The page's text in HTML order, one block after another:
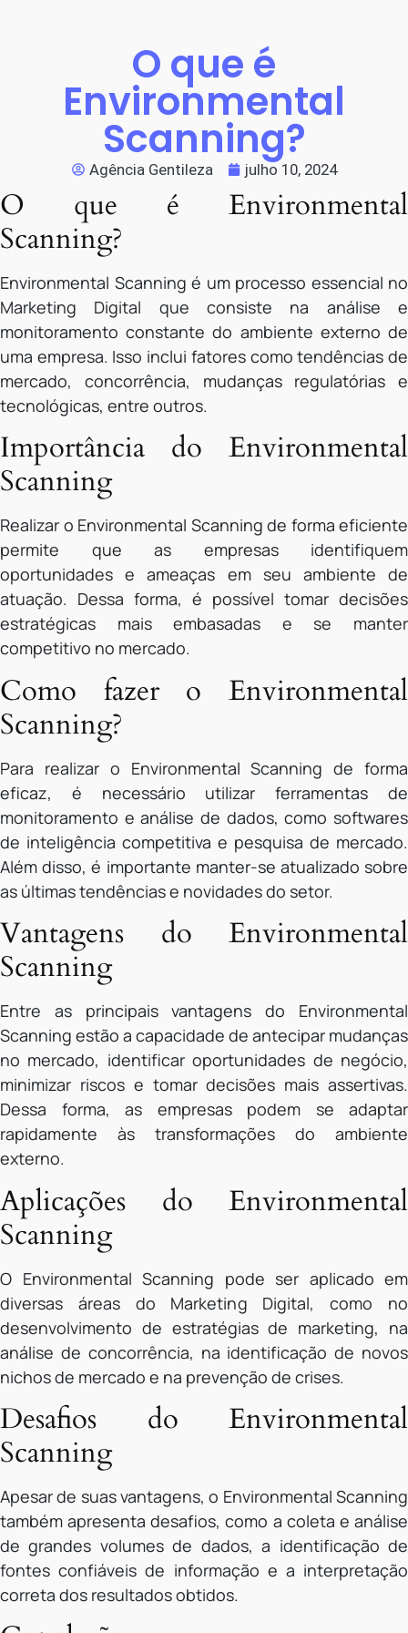
O que é
Environmental
Scanning?
Agência Gentileza julho 10, 2024
O que é Environmental
Scanning?
Environmental Scanning é um processo essencial no
Marketing Digital que consiste na análise e
monitoramento constante do ambiente externo de
uma empresa. Isso inclui fatores como tendências de
mercado, concorrência, mudanças regulatórias e
tecnológicas, entre outros.
Importância do Environmental
Scanning
Realizar o Environmental Scanning de forma eficiente
permite que as empresas identifiquem
oportunidades e ameaças em seu ambiente de
atuação. Dessa forma, é possível tomar decisões
estratégicas mais embasadas e se manter
competitivo no mercado.
Como fazer o Environmental
Scanning?
Para realizar o Environmental Scanning de forma
eficaz, é necessário utilizar ferramentas de
monitoramento e análise de dados, como softwares
de inteligência competitiva e pesquisa de mercado.
Além disso, é importante manter-se atualizado sobre
as últimas tendências e novidades do setor.
Vantagens do Environmental
Scanning
Entre as principais vantagens do Environmental
Scanning estão a capacidade de antecipar mudanças
no mercado, identificar oportunidades de negócio,
minimizar riscos e tomar decisões mais assertivas.
Dessa forma, as empresas podem se adaptar
rapidamente às transformações do ambiente
externo.
Aplicações do Environmental
Scanning
O Environmental Scanning pode ser aplicado em
diversas áreas do Marketing Digital, como no
desenvolvimento de estratégias de marketing, na
análise de concorrência, na identificação de novos
nichos de mercado e na prevenção de crises.
Desafios do Environmental
Scanning
Apesar de suas vantagens, o Environmental Scanning
também apresenta desafios, como a coleta e análise
de grandes volumes de dados, a identificação de
fontes confiáveis de informação e a interpretação
correta dos resultados obtidos.